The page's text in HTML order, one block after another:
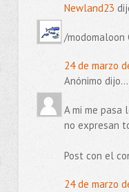
Newland23
/modomaloon
24 de marzo
Anónimo dijo...
A mi me pasa
no expresan
Post con el
24 de marzo